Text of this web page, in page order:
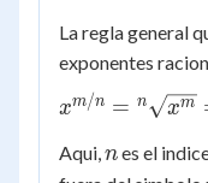
La regla general
exponentes
x^{m/n} =
= \left(
xm/n = n xm
Aqui,n
nes el